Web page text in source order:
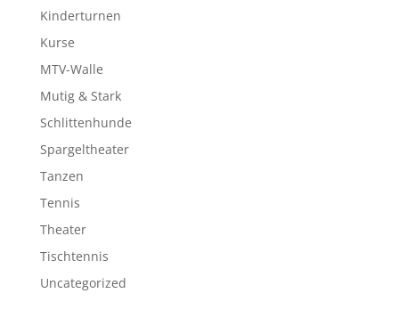
Kinderturnen
Kurse
MTV-Walle
Mutig & Stark
Schlittenhunde
Spargeltheater
Tanzen
Tennis
Theater
Tischtennis
Uncategorized